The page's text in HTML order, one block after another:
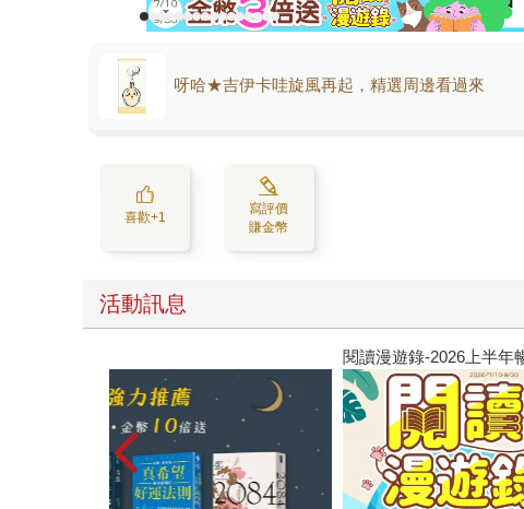
呀哈★吉伊卡哇旋風再起，精選周邊看過來
喜歡+1
寫評價
賺金幣
活動訊息